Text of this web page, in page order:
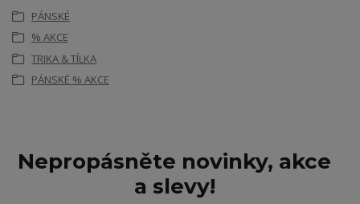
PÁNSKÉ
% AKCE
TRIKA & TÍLKA
PÁNSKÉ % AKCE
Nepropásněte novinky, akce
a slevy!